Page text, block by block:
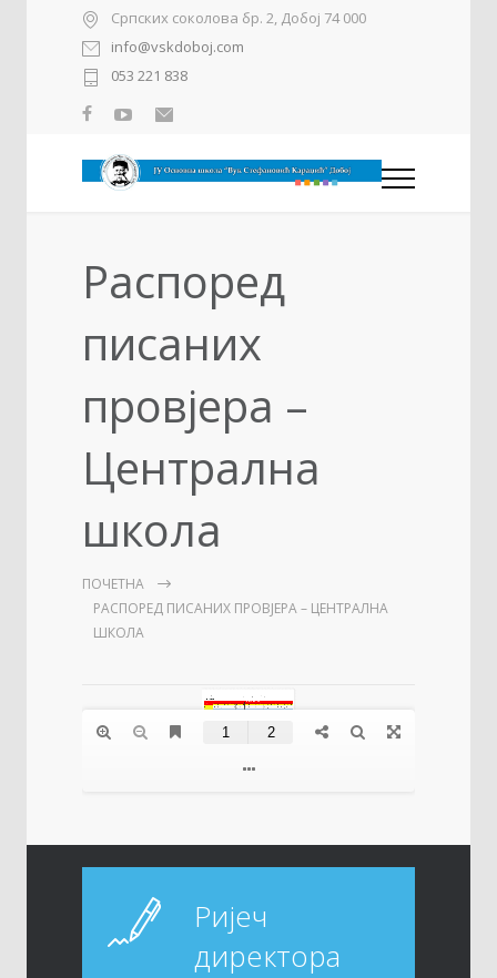
Српских соколова бр. 2, Добој 74 000
info@vskdoboj.com
053 221 838
Распоред
писаних
провјера –
Централна
школа
ПОЧЕТНА
РАСПОРЕД ПИСАНИХ ПРОВЈЕРА – ЦЕНТРАЛНА
ШКОЛА
Ријеч
директора